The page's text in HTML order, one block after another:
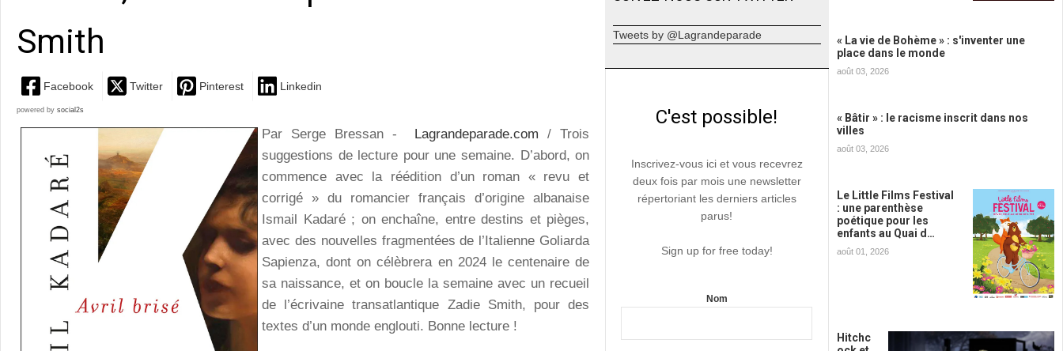
Smith
Facebook Twitter Pinterest Linkedin
powered by social2s
Par Serge Bressan - Lagrandeparade.com/ Trois
suggestions de lecture pour une semaine. D’abord, on
commence avec la réédition d’un roman « revu et
corrigé » du romancier français d’origine albanaise
Ismail Kadaré ; on enchaîne, entre destins et pièges,
avec des nouvelles fragmentées de l’Italienne Goliarda
Sapienza, dont on célèbrera en 2024 le centenaire de
sa naissance, et on boucle la semaine avec un recueil
de l’écrivaine transatlantique Zadie Smith, pour des
textes d’un monde englouti. Bonne lecture !
Tweets by @Lagrandeparade
C'est possible!
Inscrivez-vous ici et vous recevrez
deux fois par mois une newsletter
répertoriant les derniers articles
parus!
Sign up for free today!
Nom
« La vie de Bohème » : s'inventer une
place dans le monde
août 03, 2026
« Bâtir » : le racisme inscrit dans nos
villes
août 03, 2026
Le Little Films Festival
: une parenthèse
poétique pour les
enfants au Quai d…
août 01, 2026
Hitchc